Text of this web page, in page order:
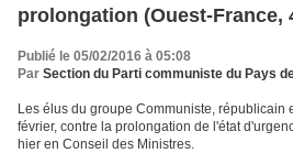
prolongation (Ouest-France,
Publié le 05/02/2016 à 05:08
Par Section du Parti communiste du Pays
Les élus du groupe Communiste, républicain
février, contre la prolongation de l'état
hier en Conseil des Ministres.